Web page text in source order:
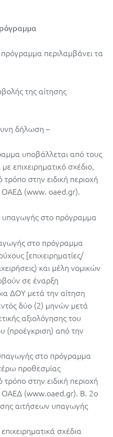
περιλαμβάνει τα
της αίτησης
δήλωση –
υποβάλλεται από τους
επιχειρηματικό σχέδιο,
τρόπο στην ειδική περιοχή
ΟΑΕΔ (www. oaed.gr).
υπαγωγής στο πρόγραμμα
στο πρόγραμμα
[επιχειρηματίες/
και μέλη νομικών
σε έναρξη
ΔΟΥ μετά την αίτηση
δύο (2) μηνών μετά
αξιολόγησης του
(προέγκριση) από την
στο πρόγραμμα
προθεσμίας
τρόπο στην ειδική περιοχή
ΟΑΕΔ (www.oaed.gr). Β. 2ο
αιτήσεων υπαγωγής
σχέδια